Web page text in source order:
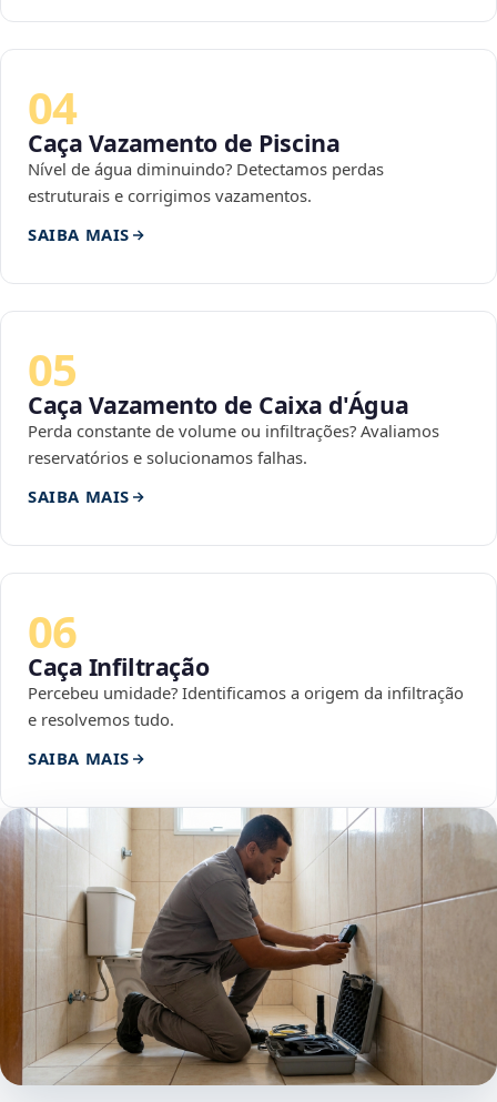
04
Caça Vazamento de Piscina
Nível de água diminuindo? Detectamos perdas
estruturais e corrigimos vazamentos.
SAIBA MAIS
05
Caça Vazamento de Caixa d'Água
Perda constante de volume ou infiltrações? Avaliamos
reservatórios e solucionamos falhas.
SAIBA MAIS
06
Caça Infiltração
Percebeu umidade? Identificamos a origem da infiltração
e resolvemos tudo.
SAIBA MAIS